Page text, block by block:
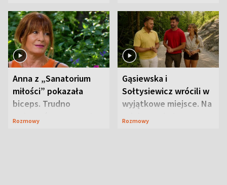
Anna z „Sanatorium
miłości” pokazała
biceps. Trudno
uwierzyć, co przeszła
Rozmowy
Gąsiewska i
Sołtysiewicz wrócili w
wyjątkowe miejsce. Na
szlaku czekał
Rozmowy